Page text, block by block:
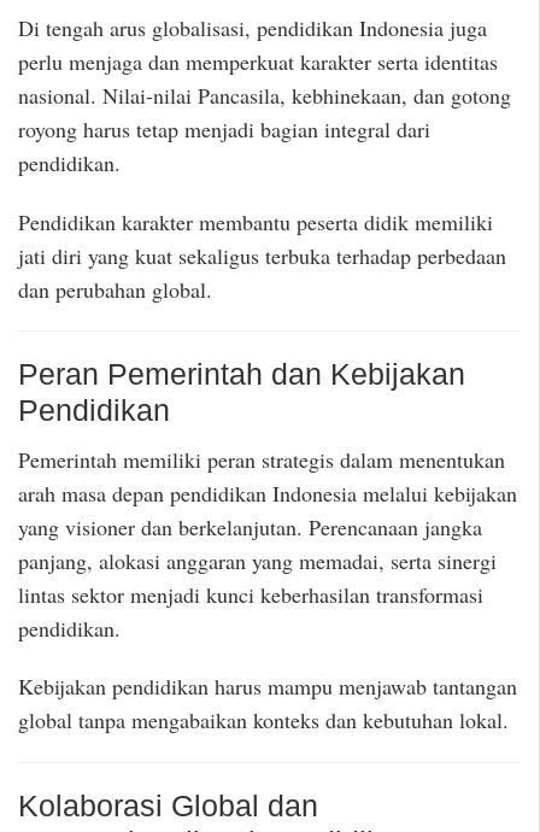
Di tengah arus globalisasi, pendidikan Indonesia juga
perlu menjaga dan memperkuat karakter serta identitas
nasional. Nilai-nilai Pancasila, kebhinekaan, dan gotong
royong harus tetap menjadi bagian integral dari
pendidikan.
Pendidikan karakter membantu peserta didik memiliki
jati diri yang kuat sekaligus terbuka terhadap perbedaan
dan perubahan global.
Peran Pemerintah dan Kebijakan
Pendidikan
Pemerintah memiliki peran strategis dalam menentukan
arah masa depan pendidikan Indonesia melalui kebijakan
yang visioner dan berkelanjutan. Perencanaan jangka
panjang, alokasi anggaran yang memadai, serta sinergi
lintas sektor menjadi kunci keberhasilan transformasi
pendidikan.
Kebijakan pendidikan harus mampu menjawab tantangan
global tanpa mengabaikan konteks dan kebutuhan lokal.
Kolaborasi Global dan